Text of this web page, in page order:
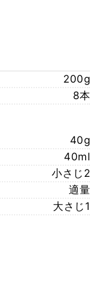
200g
8本
40g
40ml
小さじ2
適量
大さじ1